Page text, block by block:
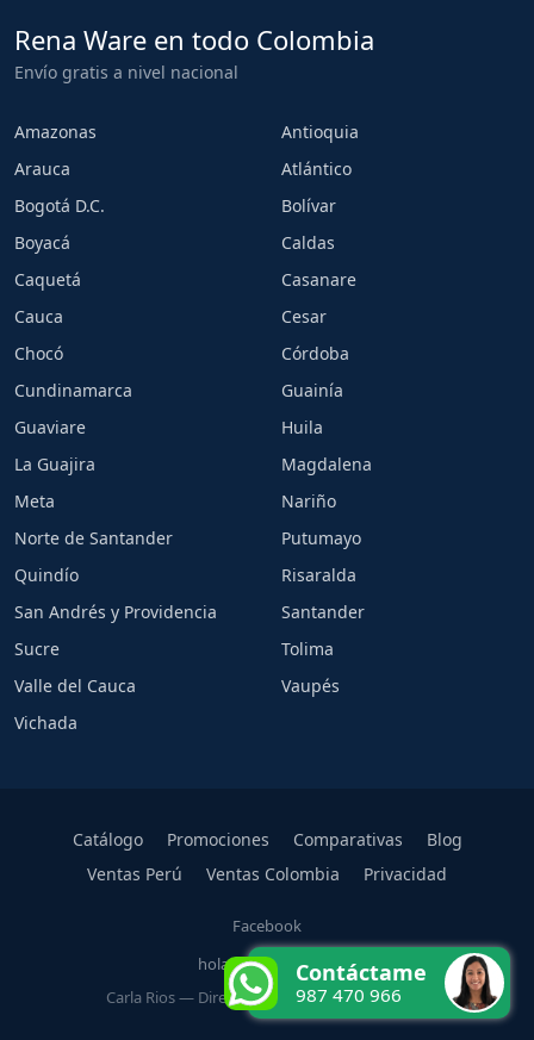
Rena Ware en todo Colombia
Envío gratis a nivel nacional
Amazonas
Antioquia
Arauca
Atlántico
Bogotá D.C.
Bolívar
Boyacá
Caldas
Caquetá
Casanare
Cauca
Cesar
Chocó
Córdoba
Cundinamarca
Guainía
Guaviare
Huila
La Guajira
Magdalena
Meta
Nariño
Norte de Santander
Putumayo
Quindío
Risaralda
San Andrés y Providencia
Santander
Sucre
Tolima
Valle del Cauca
Vaupés
Vichada
Catálogo Promociones Comparativas
Blog
Ventas Perú
Ventas Colombia Privacidad
Facebook
hola@carlarios.com
Carla Rios — Directora Oficial Rena Ware Perú
Contáctame
987 470 966